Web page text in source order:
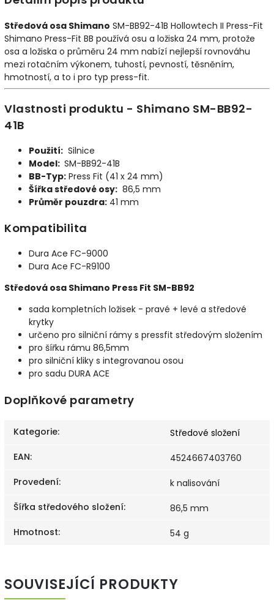
Středová osa Shimano SM-BB92-41B Hollowtech II Press-Fit
Shimano Press-Fit BB používá osu a ložiska 24 mm, protože
osa a ložiska o průměru 24 mm nabízí nejlepší rovnováhu
mezi rotačním výkonem, tuhostí, pevností, těsněním,
hmotností, a to i pro typ press-fit.
Vlastnosti produktu - Shimano SM-BB92-
41B
Použití: Silnice
Model: SM-BB92-41B
BB-Typ: Press Fit (41 x 24 mm)
Šířka středové osy: 86,5 mm
Průměr pouzdra: 41 mm
Kompatibilita
Dura Ace FC-9000
Dura Ace FC-R9100
Středová osa Shimano Press Fit SM-BB92
sada kompletních ložisek - pravé + levé a středové
krytky
určeno pro silniční rámy s pressfit středovým složením
pro šířku rámu 86,5mm
pro silniční kliky s integrovanou osou
pro sadu DURA ACE
Doplňkové parametry
Kategorie:
Středové složení
EAN:
4524667403760
Provedení:
k nalisování
Šířka středového složení:
86,5 mm
Hmotnost: 54 g
SOUVISEJÍCÍ PRODUKTY